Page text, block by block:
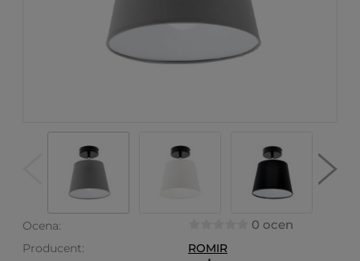
Ocena: 0 ocen
Producent: ROMIR